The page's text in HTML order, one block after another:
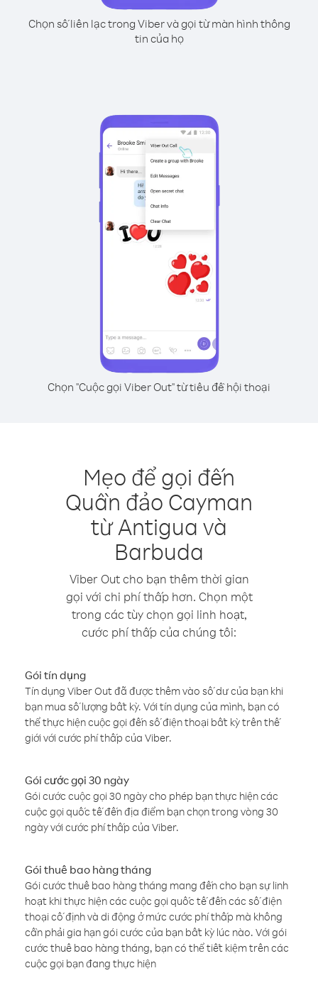
Chọn số liên lạc trong Viber và gọi từ màn hình thông
tin của họ
Chọn "Cuộc gọi Viber Out" từ tiêu đề hội thoại
Mẹo để gọi đến
Quần đảo Cayman
từ Antigua và
Barbuda
Viber Out cho bạn thêm thời gian
gọi với chi phí thấp hơn. Chọn một
trong các tùy chọn gọi linh hoạt,
cước phí thấp của chúng tôi:
Gói tín dụng
Tín dụng Viber Out đã được thêm vào số dư của bạn khi
bạn mua số lượng bất kỳ. Với tín dụng của mình, bạn có
thể thực hiện cuộc gọi đến số điện thoại bất kỳ trên thế
giới với cước phí thấp của Viber.
Gói cước gọi 30 ngày
Gói cước cuộc gọi 30 ngày cho phép bạn thực hiện các
cuộc gọi quốc tế đến địa điểm bạn chọn trong vòng 30
ngày với cước phí thấp của Viber.
Gói thuê bao hàng tháng
Gói cước thuê bao hàng tháng mang đến cho bạn sự linh
hoạt khi thực hiện các cuộc gọi quốc tế đến các số điện
thoại cố định và di động ở mức cước phí thấp mà không
cần phải gia hạn gói cước của bạn bất kỳ lúc nào. Với gói
cước thuê bao hàng tháng, bạn có thể tiết kiệm trên các
cuộc gọi bạn đang thực hiện